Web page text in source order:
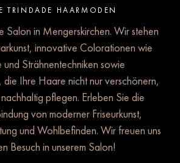
TRINDADE HAARMODEN
Salon in Mengerskirchen. Wir stehen
innovative Colorationen wie
und Strähnentechniken sowie
die Ihre Haare nicht nur verschönern,
pflegen. Erleben Sie die
von moderner Friseurkunst,
und Wohlbefinden. Wir freuen uns
Besuch in unserem Salon!